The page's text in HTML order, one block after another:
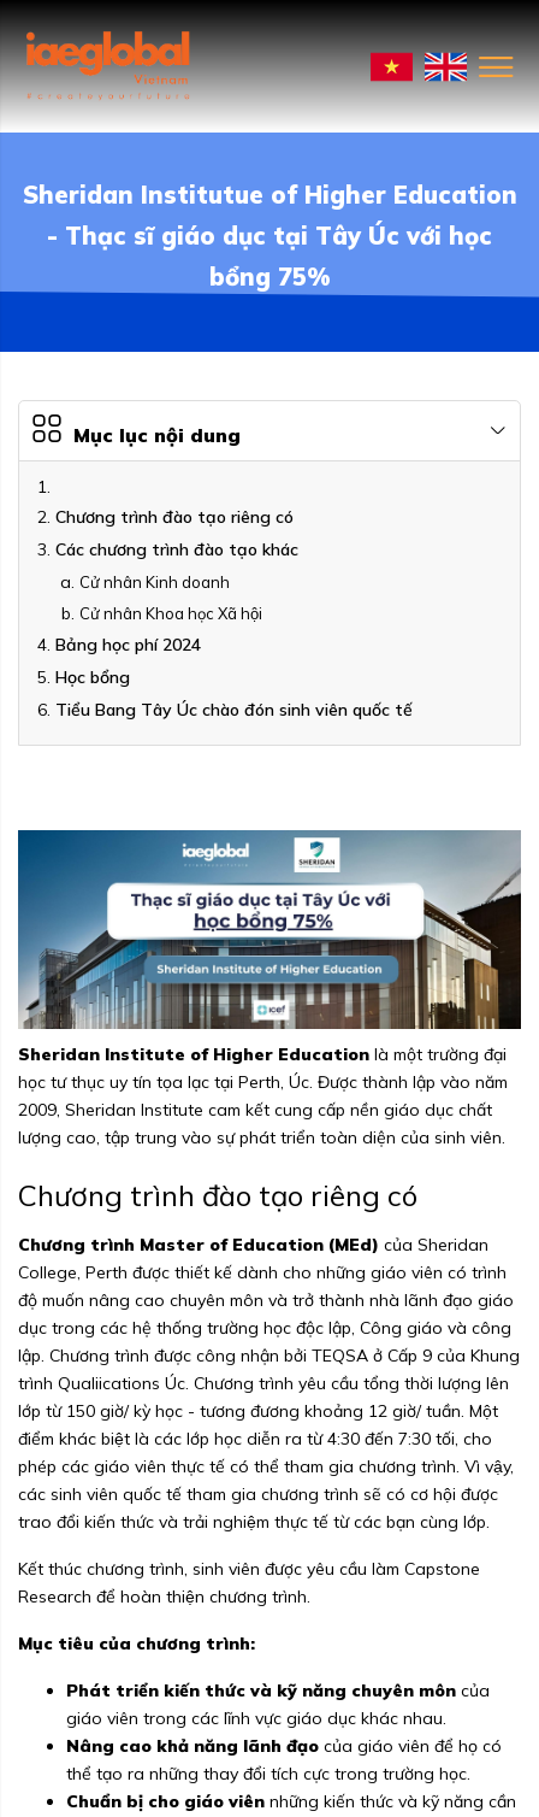
Sheridan Institutue of Higher Education
- Thạc sĩ giáo dục tại Tây Úc với học
bổng 75%
Mục lục nội dung
Chương trình đào tạo riêng có
Các chương trình đào tạo khác
Cử nhân Kinh doanh
Cử nhân Khoa học Xã hội
Bảng học phí 2024
Học bổng
Tiểu Bang Tây Úc chào đón sinh viên quốc tế
Sheridan Institute of Higher Education là một trường đại
học tư thục uy tín tọa lạc tại Perth, Úc. Được thành lập vào năm
2009, Sheridan Institute cam kết cung cấp nền giáo dục chất
lượng cao, tập trung vào sự phát triển toàn diện của sinh viên.
Chương trình đào tạo riêng có
Chương trình Master of Education (MEd) của Sheridan
College, Perth được thiết kế dành cho những giáo viên có trình
độ muốn nâng cao chuyên môn và trở thành nhà lãnh đạo giáo
dục trong các hệ thống trường học độc lập, Công giáo và công
lập. Chương trình được công nhận bởi TEQSA ở Cấp 9 của Khung
trình Qualiications Úc. Chương trình yêu cầu tổng thời lượng lên
lớp từ 150 giờ/ kỳ học - tương đương khoảng 12 giờ/ tuần. Một
điểm khác biệt là các lớp học diễn ra từ 4:30 đến 7:30 tối, cho
phép các giáo viên thực tế có thể tham gia chương trình. Vì vậy,
các sinh viên quốc tế tham gia chương trình sẽ có cơ hội được
trao đổi kiến thức và trải nghiệm thực tế từ các bạn cùng lớp.
Kết thúc chương trình, sinh viên được yêu cầu làm Capstone
Research để hoàn thiện chương trình.
Mục tiêu của chương trình:
Phát triển kiến thức và kỹ năng chuyên môn của
giáo viên trong các lĩnh vực giáo dục khác nhau.
Nâng cao khả năng lãnh đạo của giáo viên để họ có
thể tạo ra những thay đổi tích cực trong trường học.
Chuẩn bị cho giáo viên những kiến thức và kỹ năng cần